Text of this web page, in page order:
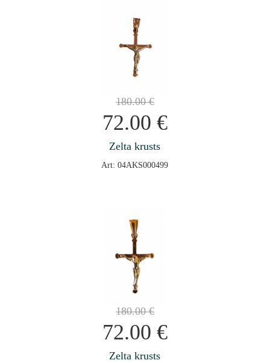
180.00€
72.00 €
Zelta krusts
Art: 04AKS000499
180.00€
72.00 €
Zelta krusts